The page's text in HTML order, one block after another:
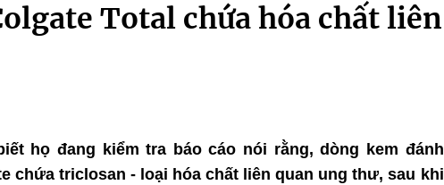
Total chứa hóa chất liên
họ đang kiểm tra báo cáo nói rằng, dòng kem đánh
chứa triclosan - loại hóa chất liên quan ung thư, sau khi